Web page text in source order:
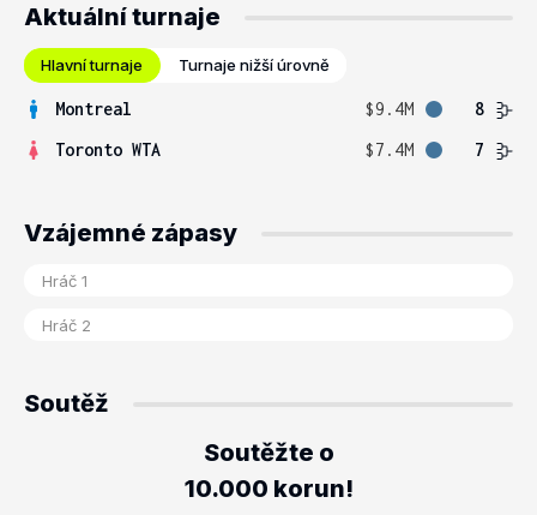
Aktuální turnaje
Hlavní turnaje Turnaje nižší úrovně
Montreal $9.4M
8
Toronto WTA
$7.4M 7
Vzájemné zápasy
Soutěž
Soutěžte o
10.000 korun!